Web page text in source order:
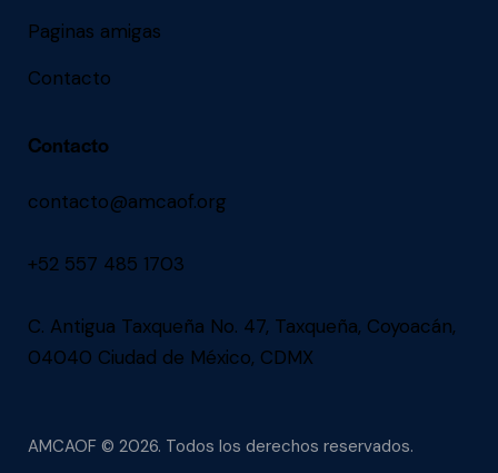
Paginas amigas
Contacto
Contacto
contacto@amcaof.org
+52 557 485 1703
C. Antigua Taxqueña No. 47, Taxqueña, Coyoacán,
04040 Ciudad de México, CDMX
AMCAOF © 2026. Todos los derechos reservados.